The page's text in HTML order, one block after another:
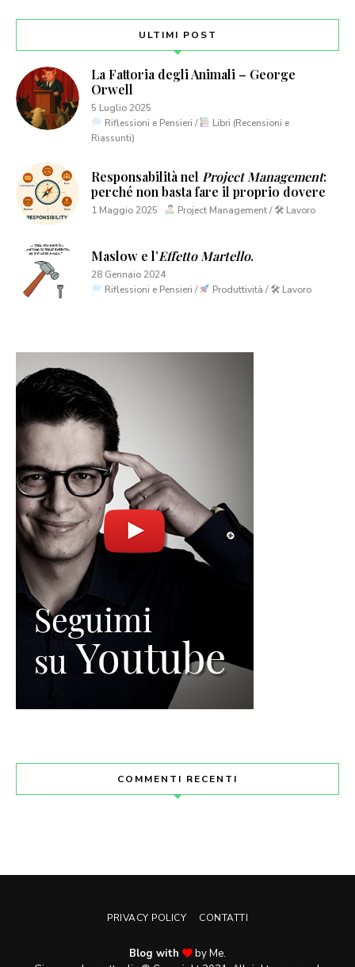
ULTIMI POST
La Fattoria degli Animali – George
Orwell
5 Luglio 2025
Riflessioni e Pensieri /
Libri (Recensioni e
Riassunti)
Responsabilità nel Project Management:
perché non basta fare il proprio dovere
1 Maggio 2025 Project Management / 🛠 Lavoro
Maslow e l’Effetto Martello.
28 Gennaio 2024
Riflessioni e Pensieri /
Produttività / 🛠 Lavoro
COMMENTI RECENTI
PRIVACY POLICY CONTATTI
Blog with
by Me.